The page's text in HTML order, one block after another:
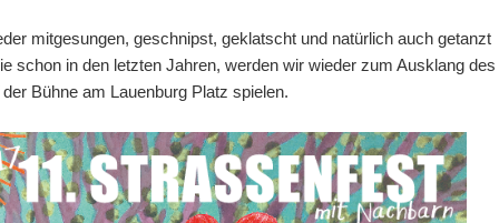
mitgesungen, geschnipst, geklatscht und natürlich auch getanzt
schon in den letzten Jahren, werden wir wieder zum Ausklang des
Bühne am Lauenburg Platz spielen.